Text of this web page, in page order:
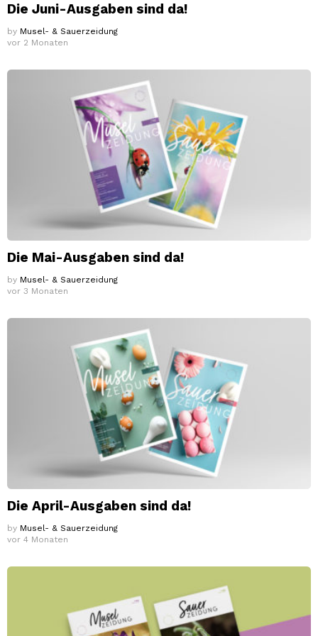
Die Juni-Ausgaben sind da!
by Musel- & Sauerzeidung
vor 2 Monaten
Die Mai-Ausgaben sind da!
by Musel- & Sauerzeidung
vor 3 Monaten
Die April-Ausgaben sind da!
by Musel- & Sauerzeidung
vor 4 Monaten